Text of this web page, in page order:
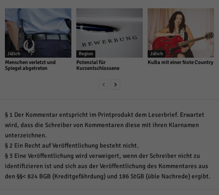
Jülich
Menschen verletzt und
Spiegel abgetreten
Region
Potenzial für
Kurzentschlossene
Jülich
KuBa mit einer Note Country
§ 1 Der Kommentar entspricht im Printprodukt dem Leserbrief. Erwartet
wird, dass die Schreiber von Kommentaren diese mit ihren Klarnamen
unterzeichnen.
§ 2 Ein Recht auf Veröffentlichung besteht nicht.
§ 3 Eine Veröffentlichung wird verweigert, wenn der Schreiber nicht zu
identifizieren ist und sich aus der Veröffentlichung des Kommentares aus
den §§< 824 BGB (Kreditgefährdung) und 186 StGB (üble Nachrede) ergibt.